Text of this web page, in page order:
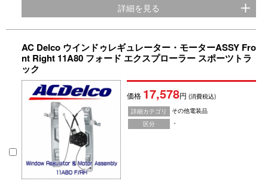
詳細を見る
AC Delco ウインドゥレギュレーター・モーターASSY Fro
nt Right 11A80 フォード エクスプローラー スポーツトラ
ック
価格 17,578円(消費税込)
詳細カテゴリ
その他電装品
区分
・